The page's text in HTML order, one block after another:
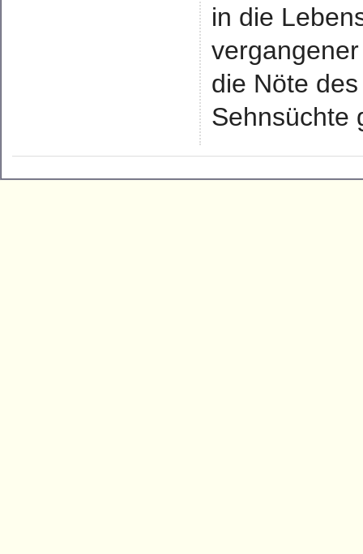
in die
die Nöte
Sehnsüchte